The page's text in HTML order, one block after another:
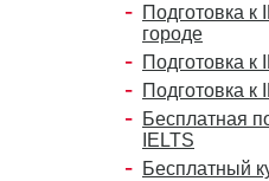
Подготовка к
городе
Подготовка к
Подготовка к
Бесплатная
IELTS
Бесплатный